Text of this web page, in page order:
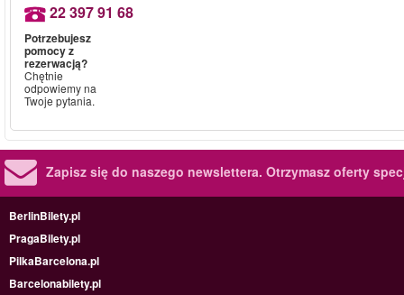
22 397 91 68
Potrzebujesz
pomocy z
rezerwacją?
Chętnie
odpowiemy na
Twoje pytania.
Zapisz się do naszego newslettera. Otrzymasz oferty
BerlinBilety.pl
PragaBilety.pl
PilkaBarcelona.pl
Barcelonabilety.pl